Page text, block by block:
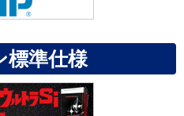
標準仕様